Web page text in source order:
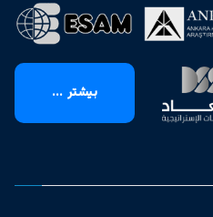
بیشتر ...